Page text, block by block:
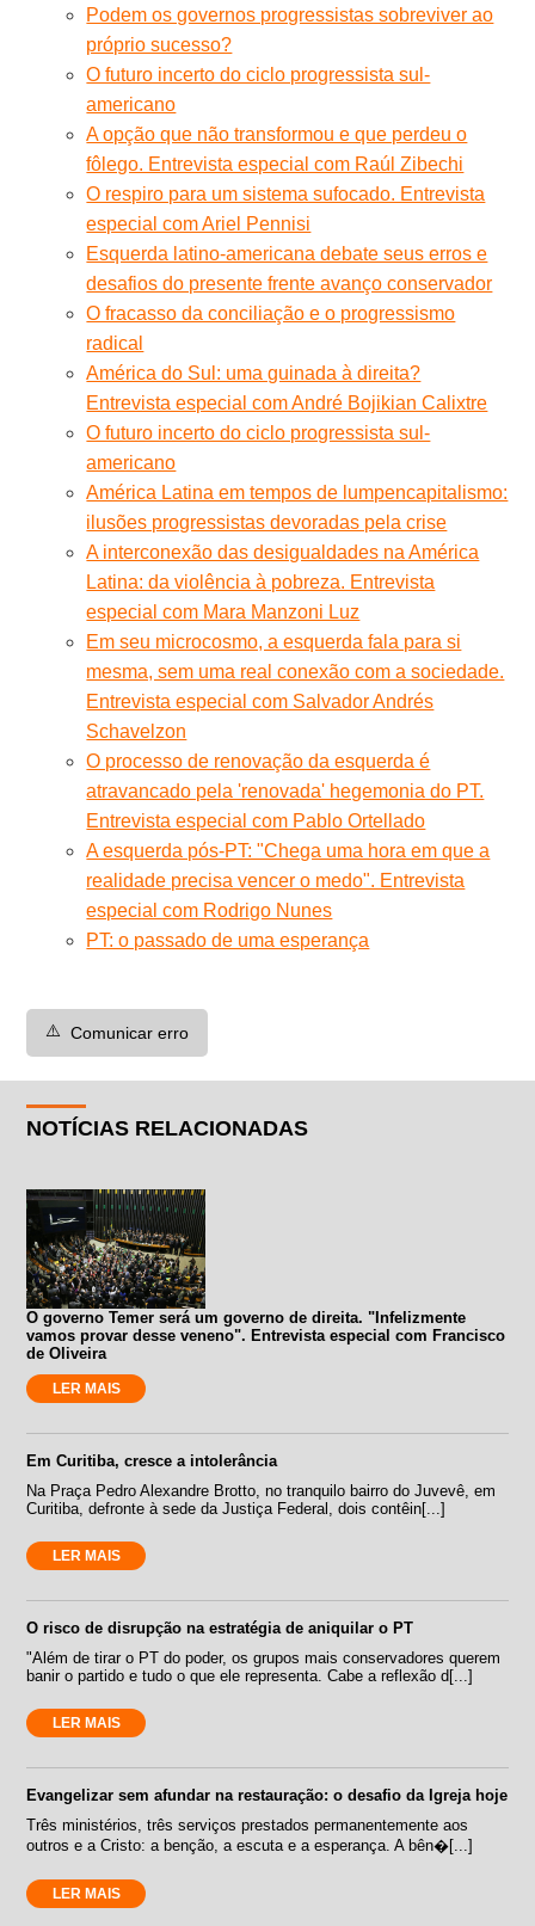
Podem os governos progressistas sobreviver ao
próprio sucesso?
O futuro incerto do ciclo progressista sul-
americano
A opção que não transformou e que perdeu o
fôlego. Entrevista especial com Raúl Zibechi
O respiro para um sistema sufocado. Entrevista
especial com Ariel Pennisi
Esquerda latino-americana debate seus erros e
desafios do presente frente avanço conservador
O fracasso da conciliação e o progressismo
radical
América do Sul: uma guinada à direita?
Entrevista especial com André Bojikian Calixtre
O futuro incerto do ciclo progressista sul-
americano
América Latina em tempos de lumpencapitalismo:
ilusões progressistas devoradas pela crise
A interconexão das desigualdades na América
Latina: da violência à pobreza. Entrevista
especial com Mara Manzoni Luz
Em seu microcosmo, a esquerda fala para si
mesma, sem uma real conexão com a sociedade.
Entrevista especial com Salvador Andrés
Schavelzon
O processo de renovação da esquerda é
atravancado pela 'renovada' hegemonia do PT.
Entrevista especial com Pablo Ortellado
A esquerda pós-PT: "Chega uma hora em que a
realidade precisa vencer o medo". Entrevista
especial com Rodrigo Nunes
PT: o passado de uma esperança
⚠️ Comunicar erro
NOTÍCIAS RELACIONADAS
O governo Temer será um governo de direita. "Infelizmente
vamos provar desse veneno". Entrevista especial com Francisco
de Oliveira
LER MAIS
Em Curitiba, cresce a intolerância
Na Praça Pedro Alexandre Brotto, no tranquilo bairro do Juvevê, em
Curitiba, defronte à sede da Justiça Federal, dois contêin[...]
LER MAIS
O risco de disrupção na estratégia de aniquilar o PT
"Além de tirar o PT do poder, os grupos mais conservadores querem
banir o partido e tudo o que ele representa. Cabe a reflexão d[...]
LER MAIS
Evangelizar sem afundar na restauração: o desafio da Igreja hoje
Três ministérios, três serviços prestados permanentemente aos
outros e a Cristo: a benção, a escuta e a esperança. A bên�[...]
LER MAIS